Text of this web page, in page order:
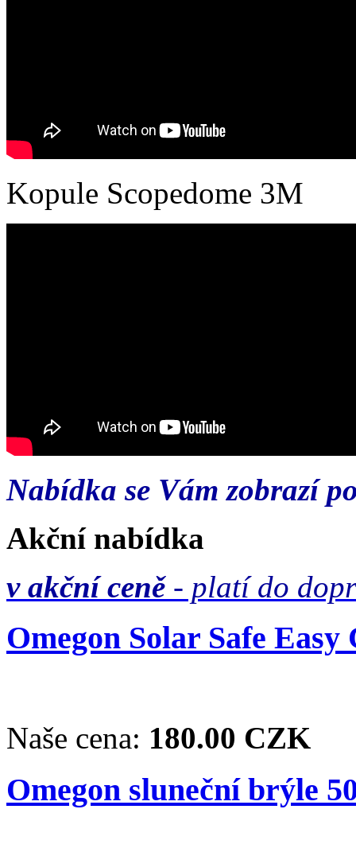
Kopule Scopedome 3M
Nabídka se Vám zobrazí
Akční nabídka
v akční ceně - platí do
Omegon Solar Safe
Naše cena: 180.00 CZK
Omegon sluneční brýle